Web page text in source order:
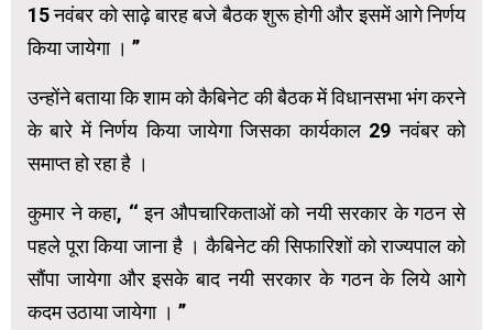
15 नवंबर को साढ़े बारह बजे बैठक शुरू होगी और इसमें आगे निर्णय
किया जायेगा । ’’
उन्होंने बताया कि शाम को कैबिनेट की बैठक में विधानसभा भंग करने
के बारे में निर्णय किया जायेगा जिसका कार्यकाल 29 नवंबर को
समाप्त हो रहा है ।
कुमार ने कहा, ‘‘ इन औपचारिकताओं को नयी सरकार के गठन से
पहले पूरा किया जाना है । कैबिनेट की सिफारिशों को राज्यपाल को
सौंपा जायेगा और इसके बाद नयी सरकार के गठन के लिये आगे
कदम उठाया जायेगा । ’’